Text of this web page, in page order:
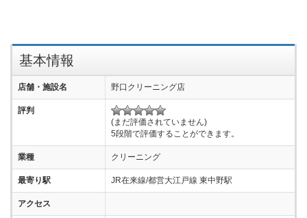
基本情報
店舗・施設名 野口クリーニング店
評判
(まだ評価されていません)
5段階で評価することができます。
業種 クリーニング
最寄り駅 JR在来線/都営大江戸線 東中野駅
アクセス